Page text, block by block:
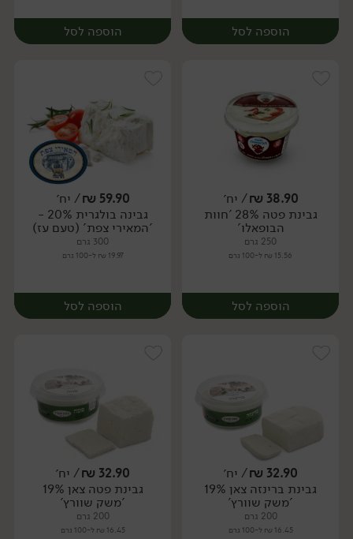
הוספה לסל
יח׳
הוספה לסל
יח׳
38.90
₪/ יח׳
גבינת פטה 28% 'חוות
הבופאלו'
250 גרם
15.56 ₪ ל-100 גרם
הוספה לסל
יח׳
59.90
₪/ יח׳
גבינה בולגרית 20% -
'המאירי צפת' (טעם עז)
300 גרם
19.97 ₪ ל-100 גרם
הוספה לסל
יח׳
32.90
₪/ יח׳
גבינת ברינזה צאן 19%
'משק שוורץ'
200 גרם
16.45 ₪ ל-100 גרם
32.90
₪/ יח׳
גבינת פטה צאן 19%
'משק שוורץ'
200 גרם
16.45 ₪ ל-100 גרם